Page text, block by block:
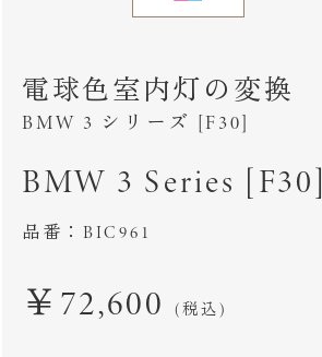
電球色室内灯の変換
BMW 3 シリーズ [F30]
BMW 3 Series [F30]
品番：BIC961
￥72,600 (税込)